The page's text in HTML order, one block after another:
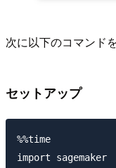
次に以下のコマンド
セットアップ
%%time
import sagemaker